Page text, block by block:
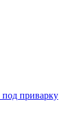
под приварку